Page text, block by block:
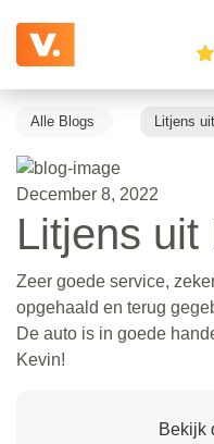
Alle Blogs Litjens
December 8, 2022
Litjens uit
Zeer goede service,
opgehaald en terug
De auto is in goede
Kevin!
Bekijk